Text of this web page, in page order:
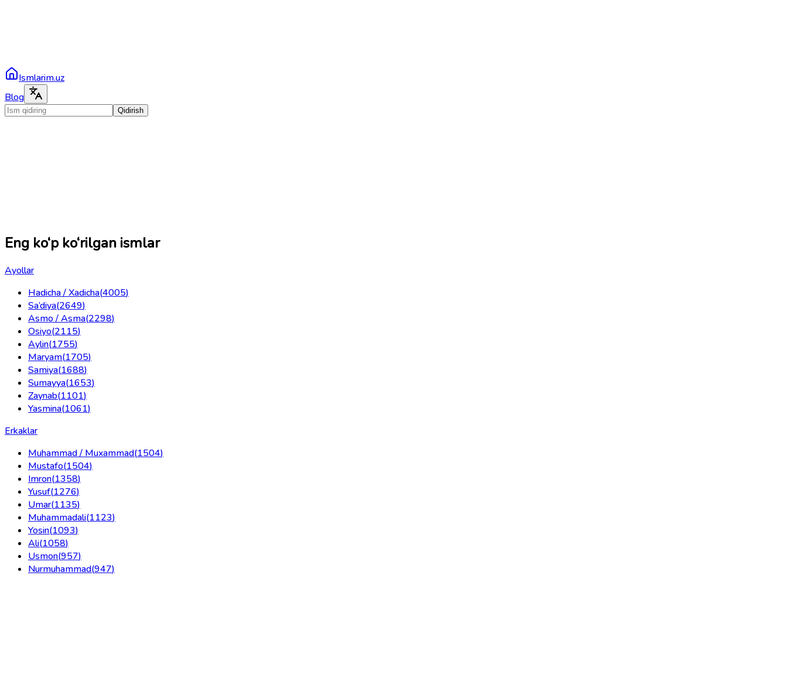
Ismlarim.uz
Blog
Qidirish
Eng ko‘p ko‘rilgan ismlar
Ayollar
Hadicha / Xadicha(4005)
Sa’diya(2649)
Asmo / Asma(2298)
Osiyo(2115)
Aylin(1755)
Maryam(1705)
Samiya(1688)
Sumayya(1653)
Zaynab(1101)
Yasmina(1061)
Erkaklar
Muhammad / Muxammad(1504)
Mustafo(1504)
Imron(1358)
Yusuf(1276)
Umar(1135)
Muhammadali(1123)
Yosin(1093)
Ali(1058)
Usmon(957)
Nurmuhammad(947)